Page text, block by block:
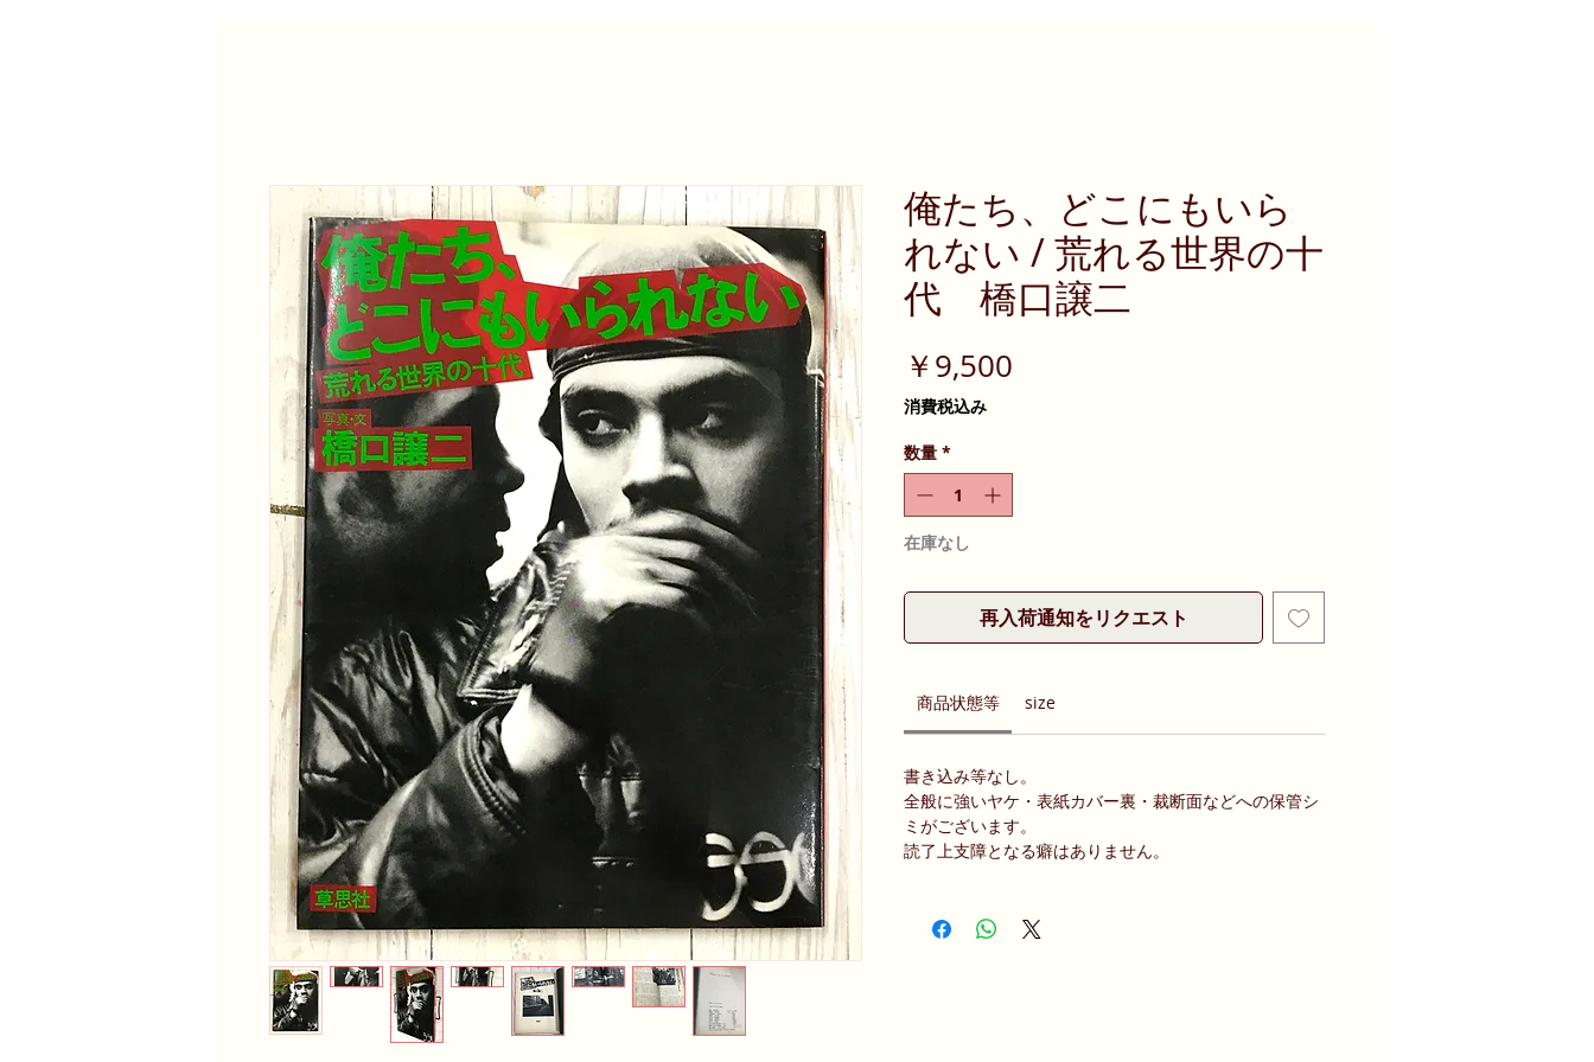
俺たち、どこにもいら
れない / 荒れる世界の十
代 橋口譲二
￥9,500
消費税込み
数量 *
在庫なし
再入荷通知をリクエスト
商品状態等 size
書き込み等なし。
全般に強いヤケ・表紙カバー裏・裁断面などへの保管シ
ミがございます。
読了上支障となる癖はありません。